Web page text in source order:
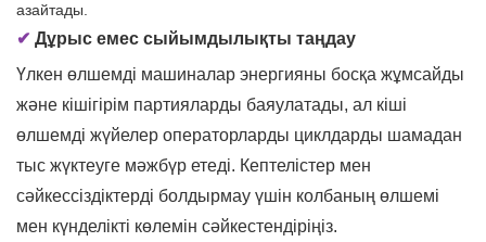
азайтады.
✔ Дұрыс емес сыйымдылықты таңдау
Үлкен өлшемді машиналар энергияны босқа жұмсайды
және кішігірім партияларды баяулатады, ал кіші
өлшемді жүйелер операторларды циклдарды шамадан
тыс жүктеуге мәжбүр етеді. Кептелістер мен
сәйкессіздіктерді болдырмау үшін колбаның өлшемі
мен күнделікті көлемін сәйкестендіріңіз.